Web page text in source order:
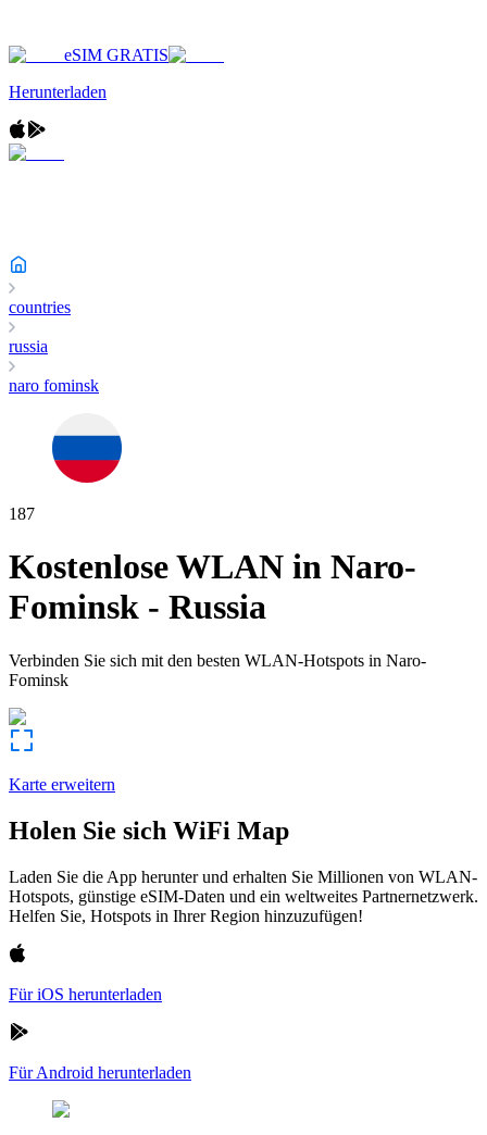
eSIM GRATIS
Herunterladen
countries
russia
naro fominsk
187
Kostenlose WLAN in Naro-
Fominsk - Russia
Verbinden Sie sich mit den besten WLAN-Hotspots in Naro-
Fominsk
Karte erweitern
Holen Sie sich WiFi Map
Laden Sie die App herunter und erhalten Sie Millionen von WLAN-
Hotspots, günstige eSIM-Daten und ein weltweites Partnernetzwerk.
Helfen Sie, Hotspots in Ihrer Region hinzuzufügen!
Für iOS herunterladen
Für Android herunterladen